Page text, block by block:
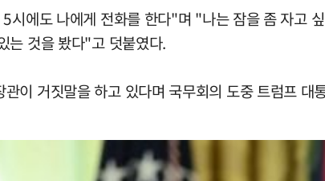
시에도 나에게 전화를 한다"며 "나는 잠을 좀 자고
는 것을 봤다"고 덧붙였다.
이 거짓말을 하고 있다며 국무회의 도중 트럼프